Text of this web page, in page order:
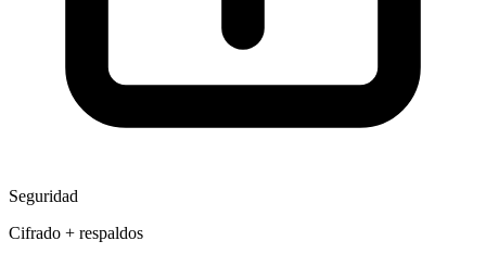
Seguridad
Cifrado + respaldos